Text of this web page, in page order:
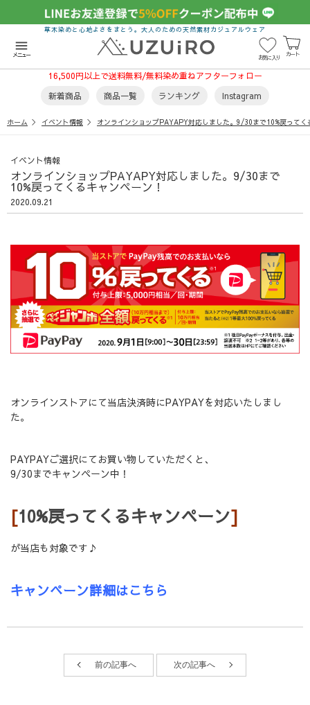
menu
メニュー お気に入り カート
草木染めと心地よさをまとう。大人のための天然素材カジュアルウェア
16,500円以上で送料無料/無料染め重ねアフターフォロー
新着商品
商品一覧 ランキング Instagram
ホーム イベント情報 オンラインショップPAYAPY対応しました。9/30まで10%戻ってく
イベント情報
オンラインショップPAYAPY対応しました。9/30まで
10%戻ってくるキャンペーン！
2020.09.21
オンラインストアにて当店決済時にPAYPAYを対応いたしまし
た。
PAYPAYご選択にてお買い物していただくと、
9/30までキャンペーン中！
[10%戻ってくるキャンペーン]
が当店も対象です♪
キャンペーン詳細はこちら
前の記事へ 次の記事へ